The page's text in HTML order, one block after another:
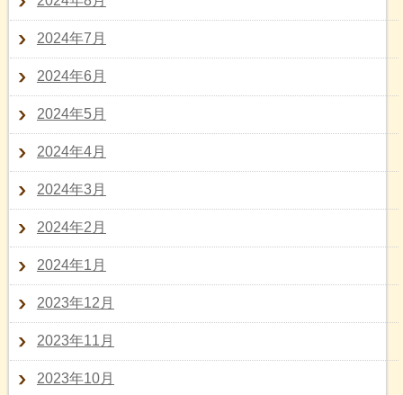
2024年7月
2024年6月
2024年5月
2024年4月
2024年3月
2024年2月
2024年1月
2023年12月
2023年11月
2023年10月